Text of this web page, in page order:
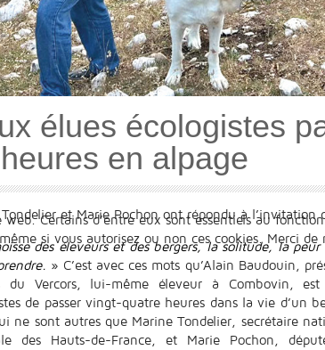
élues écologistes
en alpage
et Marie Pochon ont répondu à l’invitation
des éleveurs et des bergers, la solitude, la
» C’est avec ces mots qu’Alain Baudouin,
du Vercors, lui-même éleveur à Combovin,
de passer vingt-quatre heures dans la vie d’un
ne sont autres que Marine Tondelier, secrétaire
des Hauts-de-France, et Marie Pochon,
Certains d’entre eux sont essentiels au
si vous autorisez ou non ces cookies. Merci